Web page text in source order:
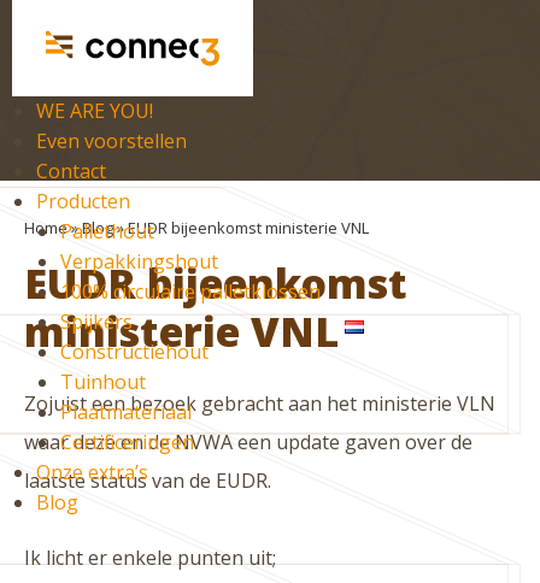
WE ARE YOU!
Even voorstellen
Contact
Producten
Pallethout
Verpakkingshout
100% circulaire palletklossen
Spijkers
Constructiehout
Tuinhout
Plaatmateriaal
Certificeringen
Onze extra’s
Blog
Home»Blog»EUDR bijeenkomst ministerie VNL
EUDR bijeenkomst
ministerie VNL
Zojuist een bezoek gebracht aan het ministerie VLN
waar deze en de NVWA een update gaven over de
laatste status van de EUDR.
Ik licht er enkele punten uit;